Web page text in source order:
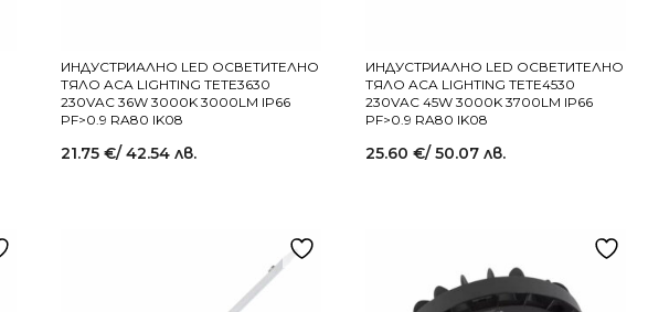
ИНДУСТРИАЛНО LED ОСВЕТИТЕЛНО
ТЯЛО ACA LIGHTING TETE3630
230VAC 36W 3000K 3000LM IP66
PF>0.9 RA80 IK08
21.75 €/ 42.54 лв.
ИНДУСТРИАЛНО LED ОСВЕТИТЕЛНО
ТЯЛО ACA LIGHTING TETE4530
230VAC 45W 3000K 3700LM IP66
PF>0.9 RA80 IK08
25.60 €/ 50.07 лв.